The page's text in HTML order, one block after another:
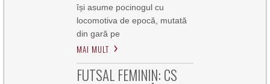
își asume pocinogul cu
locomotiva de epocă, mutată
din gară pe
MAI MULT
FUTSAL FEMININ: CS